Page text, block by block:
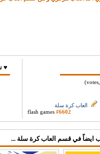
العاب كرة سلة
flash games #6602
♥
ايضاً في قسم العاب كرة سلة ...